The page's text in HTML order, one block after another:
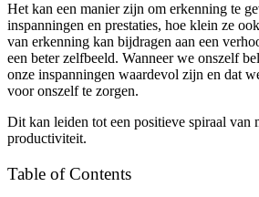
Het kan een manier zijn om erkenning te
inspanningen en prestaties, hoe klein ze
van erkenning kan bijdragen aan een
een beter zelfbeeld. Wanneer we onszelf
onze inspanningen waardevol zijn en dat
voor onszelf te zorgen.
Dit kan leiden tot een positieve spiraal van
productiviteit.
Table of Contents